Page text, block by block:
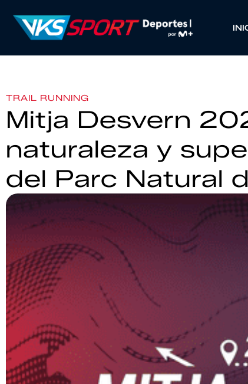
TRAIL RUNNING
Mitja Desvern
naturaleza y
del Parc Natural